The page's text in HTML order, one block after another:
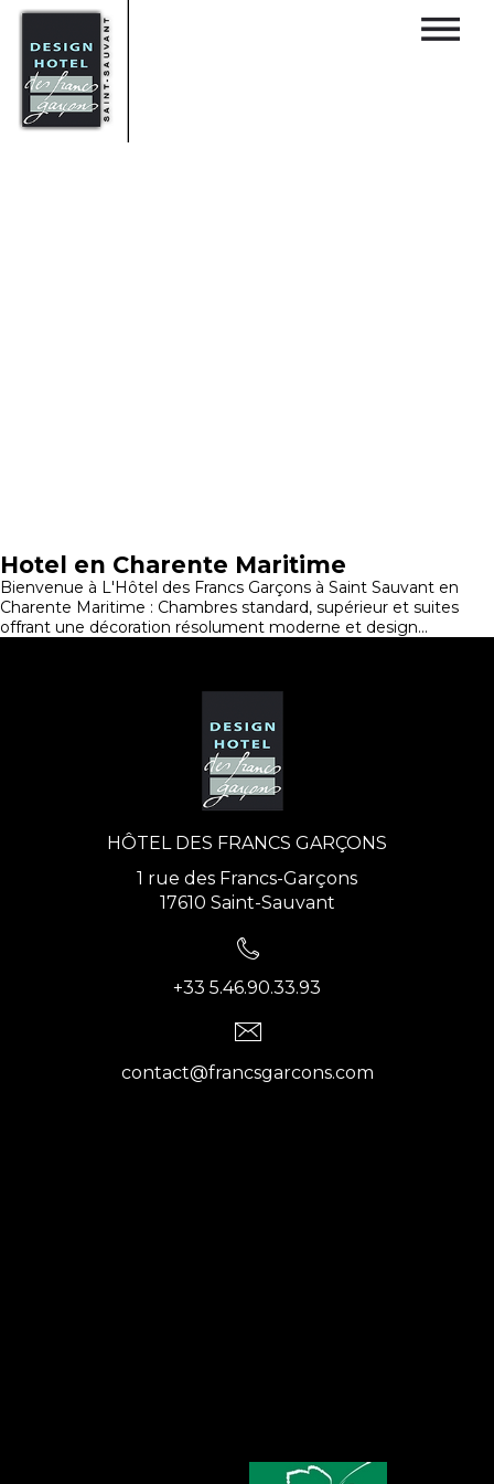
Hotel en Charente Maritime
Bienvenue à L'Hôtel des Francs Garçons à Saint Sauvant en
Charente Maritime : Chambres standard, supérieur et suites
offrant une décoration résolument moderne et design...
HÔTEL DES FRANCS GARÇONS
1 rue des Francs-Garçons
17610 Saint-Sauvant
+33 5.46.90.33.93
contact@francsgarcons.com